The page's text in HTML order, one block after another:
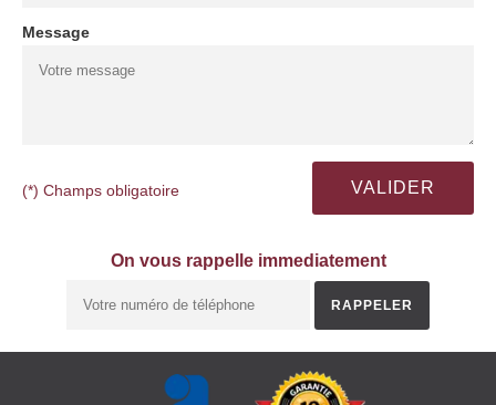
Message
(*) Champs obligatoire
On vous rappelle immediatement